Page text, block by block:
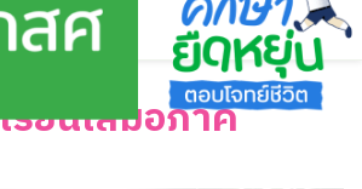
รียนเสมอภาค